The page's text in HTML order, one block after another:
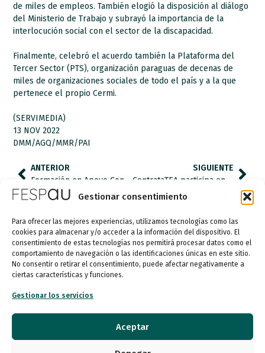
Gestionar consentimiento
Para ofrecer las mejores experiencias, utilizamos tecnologías como las
cookies para almacenar y/o acceder a la información del dispositivo. El
consentimiento de estas tecnologías nos permitirá procesar datos como el
comportamiento de navegación o las identificaciones únicas en este sitio.
No consentir o retirar el consentimiento, puede afectar negativamente a
ciertas características y funciones.
Gestionar los servicios
Aceptar
de miles de empleos. También elogió la disposición al diálogo
del Ministerio de Trabajo y subrayó la importancia de la
interlocución social con el sector de la discapacidad.
Finalmente, celebró el acuerdo también la Plataforma del
Tercer Sector (PTS), organización paraguas de decenas de
miles de organizaciones sociales de todo el país y a la que
pertenece el propio Cermi.
(SERVIMEDIA)
13 NOV 2022
DMM/AGQ/MMR/PAI
ANTERIOR
SIGUIENTE
Entidad de utilidad pública